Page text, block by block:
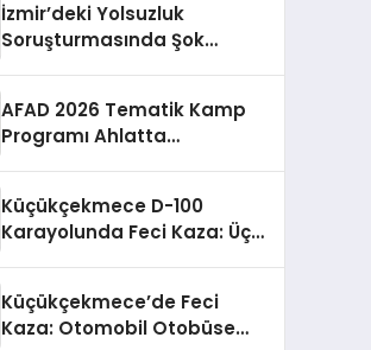
İzmir’deki Yolsuzluk
Soruşturmasında Şok
AFAD 2026 Tematik Kamp
Programı Ahlatta
Küçükçekmece D-100
Karayolunda Feci Kaza: Üç
Küçükçekmece’de Feci
Kaza: Otomobil Otobüse